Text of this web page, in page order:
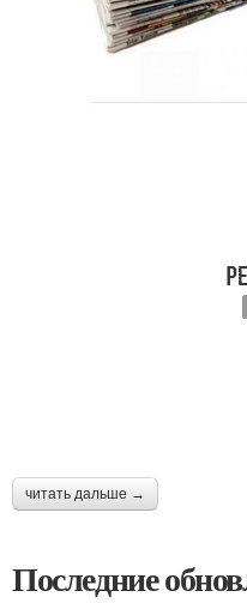
читать дальше →
Последние